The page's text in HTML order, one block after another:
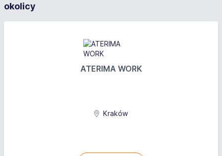
okolicy
ATERIMA WORK
Kraków